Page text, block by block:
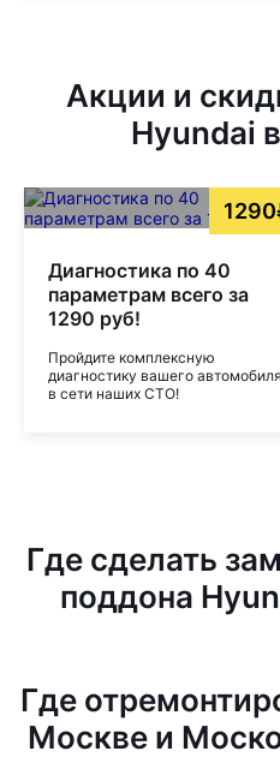
Акции и
Hyundai
Диагностика по 40
параметрам всего за
1290 руб!
Пройдите комплексную
диагностику вашего автомобиля
в сети наших СТО!
Где сделать
поддона
Где
Москве и